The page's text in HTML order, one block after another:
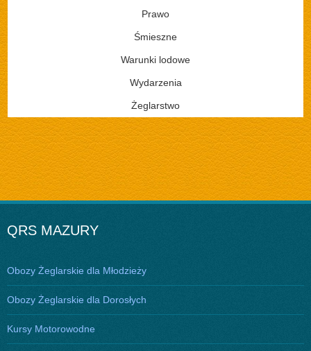
Prawo
Śmieszne
Warunki lodowe
Wydarzenia
Żeglarstwo
QRS MAZURY
Obozy Żeglarskie dla Młodzieży
Obozy Żeglarskie dla Dorosłych
Kursy Motorowodne